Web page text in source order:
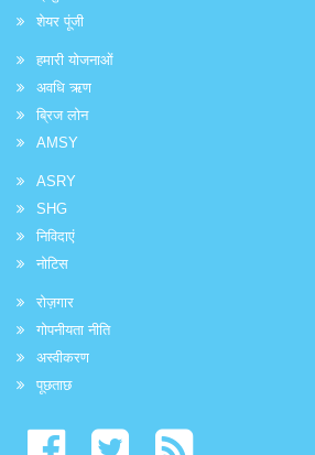
शेयर पूंजी
हमारी योजनाओं
अवधि ऋण
ब्रिज लोन
AMSY
ASRY
SHG
निविदाएं
नोटिस
रोज़गार
गोपनीयता नीति
अस्वीकरण
पूछताछ